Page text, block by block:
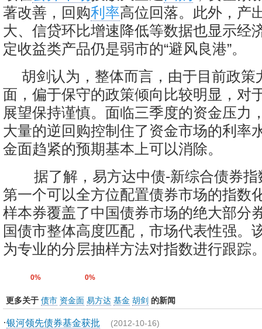
著改善，回购利率高位回落。此外，产
大、信贷环比增速降低等数据也显示经
定收益类产品仍是弱市的“避风良港”。
胡剑认为，整体而言，由于目前政策
面，偏于保守的政策倾向比较明显，对
展望保持谨慎。面临三季度的资金压力
大量的逆回购控制住了资金市场的利率
金面趋紧的预期基本上可以消除。
据了解，易方达中债-新综合债券指
第一个可以全方位配置债券市场的指数
样本券覆盖了中国债券市场的绝大部分
国债市整体高度匹配，市场代表性强。
为专业的分层抽样方法对指数进行跟踪
0% 0%
更多关于 债市 资金面 易方达 基金 胡剑 的新闻
·银河领先债券基金获批 (2012-10-16)